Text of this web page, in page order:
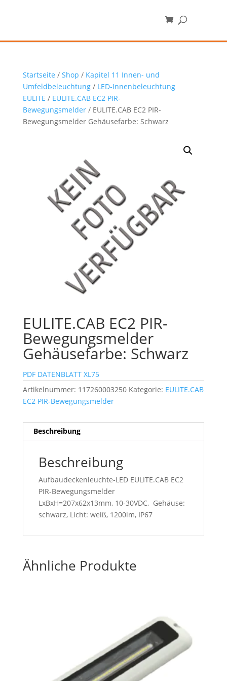
Startseite / Shop / Kapitel 11 Innen- und
Umfeldbeleuchtung/ LED-Innenbeleuchtung
EULITE / EULITE.CAB EC2 PIR-
Bewegungsmelder/ EULITE.CAB EC2 PIR-
Bewegungsmelder Gehäusefarbe: Schwarz
EULITE.CAB EC2 PIR-
Bewegungsmelder
Gehäusefarbe: Schwarz
PDF DATENBLATT XL75
Artikelnummer: 117260003250 Kategorie: EULITE.CAB
EC2 PIR-Bewegungsmelder
Beschreibung
Beschreibung
Aufbaudeckenleuchte-LED EULITE.CAB EC2
PIR-Bewegungsmelder
LxBxH=207x62x13mm, 10-30VDC, Gehäuse:
schwarz, Licht: weiß, 1200lm, IP67
Ähnliche Produkte